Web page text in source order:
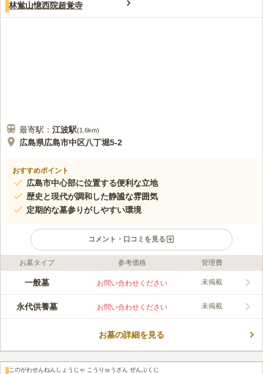
林鴬山憶西院超覚寺
最寄駅： 江波駅(1.6km)
広島県広島市中区八丁堀5-2
おすすめポイント
広島市中心部に位置する便利な立地
歴史と現代が調和した静謐な雰囲気
定期的な墓参りがしやすい環境
コメント・口コミを見る
口コミ評価
この霊園はまだ誰からも評価されていません。
お墓タイプ 参考価格 管理費
一般墓 お問い合わせください 未掲載
永代供養墓 お問い合わせください 未掲載
お墓の詳細を見る
このがわせんねんしょうじゃ こうりゅうざん ぜんぷくじ